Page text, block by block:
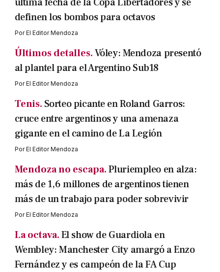
definen los bombos para octavos
PorEl Editor Mendoza
Últimos detalles.Vóley: Mendoza presentó
al plantel para el Argentino Sub18
PorEl Editor Mendoza
Tenis. Sorteo picante en Roland Garros:
cruce entre argentinos y una amenaza
gigante en el camino de La Legión
PorEl Editor Mendoza
Mendoza no escapa.Pluriempleo en alza:
más de 1,6 millones de argentinos tienen
más de un trabajo para poder sobrevivir
PorEl Editor Mendoza
La octava.El show de Guardiola en
Wembley: Manchester City amargó a Enzo
Fernández y es campeón de la FA Cup